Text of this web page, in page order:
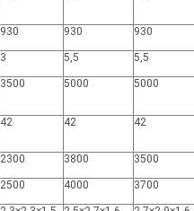
930 930 930
3 5,5 5,5
3500 5000 5000
42 42 42
2300 3800 3500
2500 4000 3700